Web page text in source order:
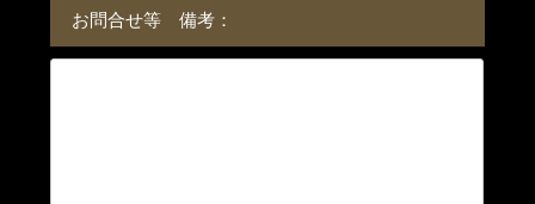
お問合せ等 備考：